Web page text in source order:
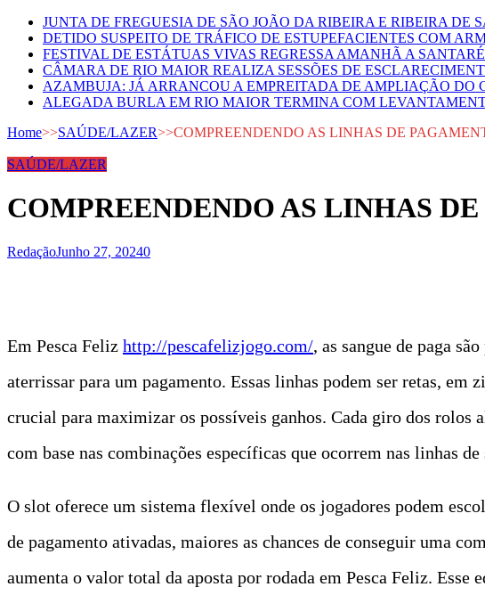
JUNTA DE FREGUESIA DE SÃO JOÃO DA RIBEIRA E RIBEIRA DE
DETIDO SUSPEITO DE TRÁFICO DE ESTUPEFACIENTES COM
FESTIVAL DE ESTÁTUAS VIVAS REGRESSA AMANHÃ A
CÂMARA DE RIO MAIOR REALIZA SESSÕES DE
AZAMBUJA: JÁ ARRANCOU A EMPREITADA DE AMPLIAÇÃO
ALEGADA BURLA EM RIO MAIOR TERMINA COM
Home>>SAÚDE/LAZER>>COMPREENDENDO AS LINHAS DE
SAÚDE/LAZER
COMPREENDENDO AS LINHAS
RedaçãoJunho 27, 20240
Em Pesca Feliz http://pescafelizjogo.com/, as sangue de paga
aterrissar para um pagamento. Essas linhas podem ser retas,
crucial para maximizar os possíveis ganhos. Cada giro dos rolos
com base nas combinações específicas que ocorrem nas linhas
O slot oferece um sistema flexível onde os jogadores podem
de pagamento ativadas, maiores as chances de conseguir uma
aumenta o valor total da aposta por rodada em Pesca Feliz.